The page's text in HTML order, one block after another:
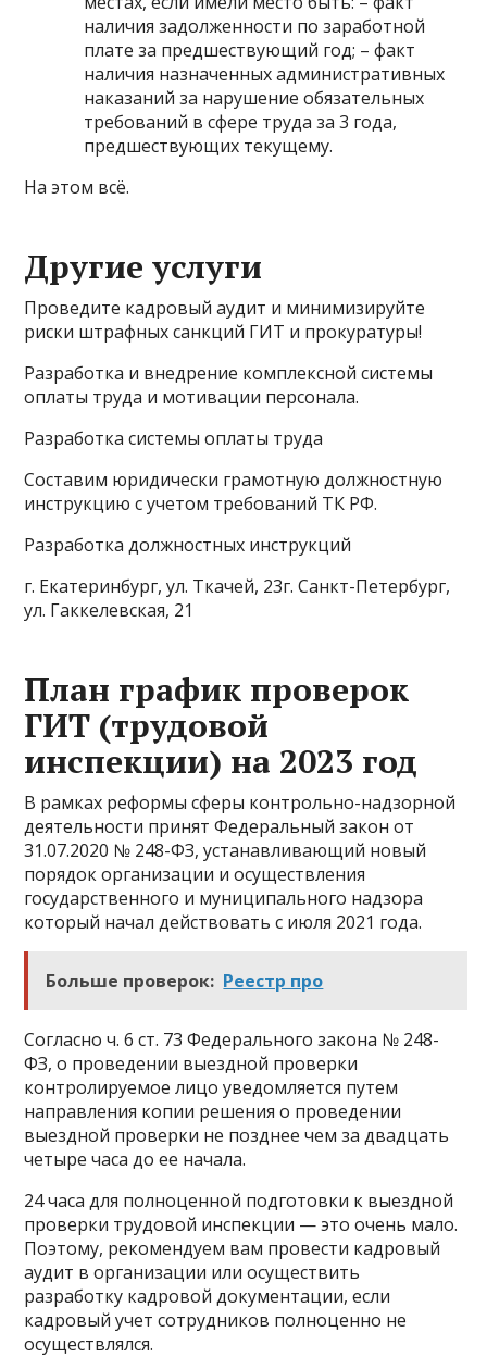
наличия задолженности по заработной
плате за предшествующий год; – факт
наличия назначенных административных
наказаний за нарушение обязательных
требований в сфере труда за 3 года,
предшествующих текущему.
На этом всё.
Другие услуги
Проведите кадровый аудит и минимизируйте
риски штрафных санкций ГИТ и прокуратуры!
Разработка и внедрение комплексной системы
оплаты труда и мотивации персонала.
Разработка системы оплаты труда
Составим юридически грамотную должностную
инструкцию с учетом требований ТК РФ.
Разработка должностных инструкций
г. Екатеринбург, ул. Ткачей, 23г. Санкт-Петербург,
ул. Гаккелевская, 21
План график проверок
ГИТ (трудовой
инспекции) на 2023 год
В рамках реформы сферы контрольно-надзорной
деятельности принят Федеральный закон от
31.07.2020 № 248-ФЗ, устанавливающий новый
порядок организации и осуществления
государственного и муниципального надзора
который начал действовать с июля 2021 года.
Больше проверок: Реестр про
Согласно ч. 6 ст. 73 Федерального закона № 248-
ФЗ, о проведении выездной проверки
контролируемое лицо уведомляется путем
направления копии решения о проведении
выездной проверки не позднее чем за двадцать
четыре часа до ее начала.
24 часа для полноценной подготовки к выездной
проверки трудовой инспекции — это очень мало.
Поэтому, рекомендуем вам провести кадровый
аудит в организации или осуществить
разработку кадровой документации, если
кадровый учет сотрудников полноценно не
осуществлялся.